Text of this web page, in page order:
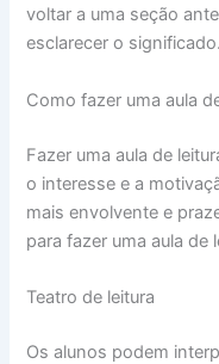
voltar a uma seção
esclarecer o significado.
Como fazer uma aula
Fazer uma aula de
o interesse e a
mais envolvente e
para fazer uma aula de
Teatro de leitura
Os alunos podem